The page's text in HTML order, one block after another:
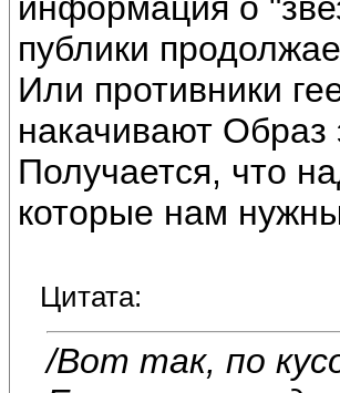
информация о
публики
Или противники
накачивают
Получается, что
которые нам
Цитата:
/Вот так, по